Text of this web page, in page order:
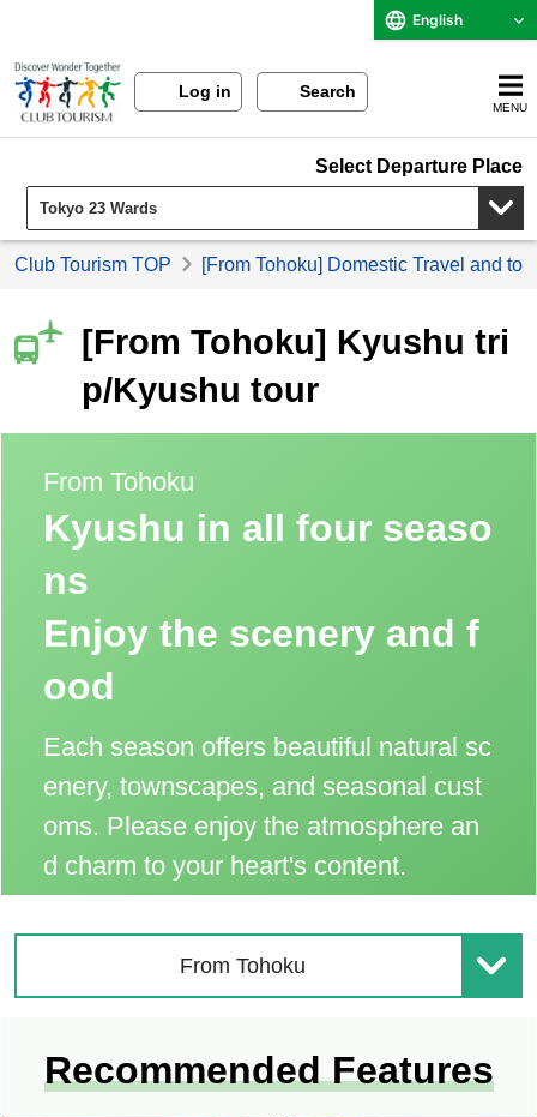
English
Log in Search
MENU
Select Departure Place
Club Tourism TOP [From Tohoku] Domestic Travel and
[From Tohoku] Kyushu tri
p/Kyushu tour
From Tohoku
Kyushu in all four seaso
ns
Enjoy the scenery and f
ood
Each season offers beautiful natural sc
enery, townscapes, and seasonal cust
oms. Please enjoy the atmosphere an
d charm to your heart's content.
From Tohoku
Recommended Features